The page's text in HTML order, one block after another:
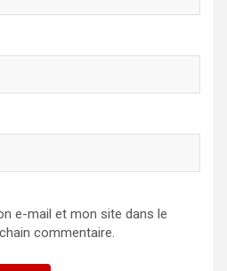
e-mail et mon site dans le
commentaire.